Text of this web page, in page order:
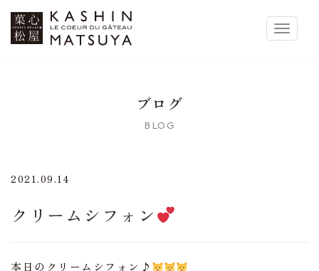
ブログ
BLOG
2021.09.14
クリームシフォン
本日のクリームシフォン♪